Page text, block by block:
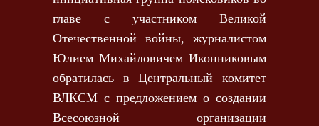
главе с участником Великой
Отечественной войны, журналистом
Юлием Михайловичем Иконниковым
обратилась в Центральный комитет
ВЛКСМ с предложением о создании
Всесоюзной организации